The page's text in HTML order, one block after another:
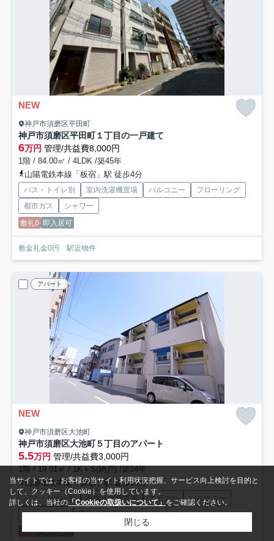
NEW
神戸市須磨区平田町
神戸市須磨区平田町１丁目の一戸建て
6万円 管理/共益費8,000円
1階 / 84.00㎡ / 4LDK /築45年
山陽電鉄本線「板宿」駅 徒歩4分
バス・トイレ別 室内洗濯機置場 バルコニー
フローリング
都市ガス
シャワー
敷礼0 即入居可
敷金礼金0円 駅近物件
アパート
NEW
神戸市須磨区大池町
神戸市須磨区大池町５丁目のアパート
5.5万円 管理/共益費3,000円
1階 / 19.01㎡ / 1K＋S(納戸) /築14年
山陽電鉄本線「板宿」駅 徒歩14分
バス・トイレ別 室内洗濯機置場 エアコン
バルコニー
フローリング
TVモニタ付インターホン
敷礼0 即入居可
当サイトでは、お客様の当サイト利用状況把握、サービス向上検討を目的と
して、クッキー（Cookie）を使用しています。
詳しくは、当社の 「Cookieの取扱いについて」 をご確認ください。
閉じる